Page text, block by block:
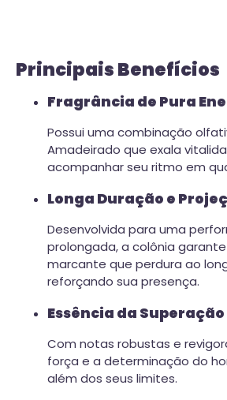
Principais Benefícios
Fragrância de Pura
Possui uma combinação
Amadeirado que exala
acompanhar seu ritmo em
Longa Duração e
Desenvolvida para uma
prolongada, a colônia
marcante que perdura ao
reforçando sua presença.
Essência da
Com notas robustas e
força e a determinação do
além dos seus limites.